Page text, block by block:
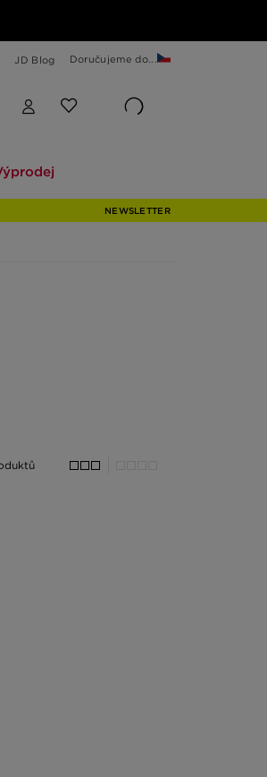
JD Blog Doručujeme do...
NEWSLETTER